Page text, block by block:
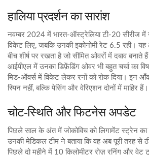
हालिया प्रदर्शन का सारांश
नवम्बर 2024 में भारत‑ऑस्ट्रेलिया टी‑20 सीरीज
विकेट लिए, जबकि उनकी इकोनोमी रेट 6.5 रही।
बीच शीर्ष पर रखता है जो सीमित ओवरों में दबाव
आईपीएल में उनका डिफ़ेंडिंग ओवर भी बहुत चर्चा का
मिड-ऑवर्स में विकेट लेकर रनों को रोक दिया। इन
स्पिन नहीं, बल्कि पेसिंग और वेरिएशन दोनों में माहिर हैं।
चोट‑स्थिति और फिटनेस अपडेट
पिछले साल के अंत में जोकोविच को लिगामेंट स्ट्रेन
उनकी मेडिकल टीम ने बताया कि वह अब पूरी तरह से
पिछले दो महीने में 10 किलोमीटर रोज़ रनिंग और वेट